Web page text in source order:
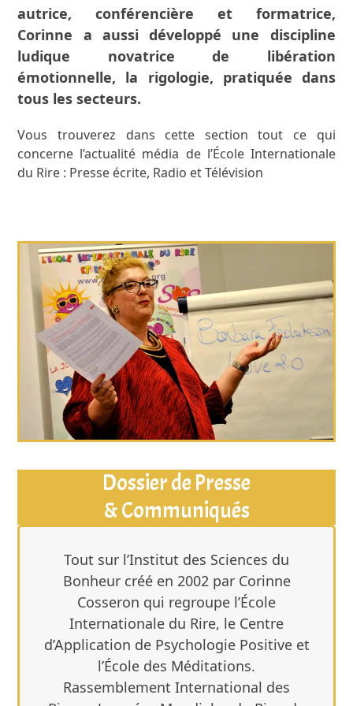
autrice, conférencière et formatrice,
Corinne a aussi développé une discipline
ludique novatrice de libération
émotionnelle, la rigologie, pratiquée dans
tous les secteurs.
Vous trouverez dans cette section tout ce qui
concerne l’actualité média de l’École Internationale
du Rire : Presse écrite, Radio et Télévision
Dossier de Presse
& Communiqués
Tout sur l’Institut des Sciences du
Bonheur créé en 2002 par Corinne
Cosseron qui regroupe l’École
Internationale du Rire, le Centre
d’Application de Psychologie Positive et
l’École des Méditations.
Rassemblement International des